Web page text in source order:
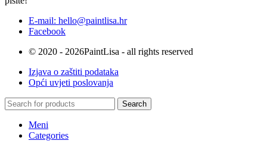
E-mail: hello@paintlisa.hr
Facebook
© 2020 - 2026PaintLisa - all rights reserved
Izjava o zaštiti podataka
Opći uvjeti poslovanja
Search
Meni
Categories